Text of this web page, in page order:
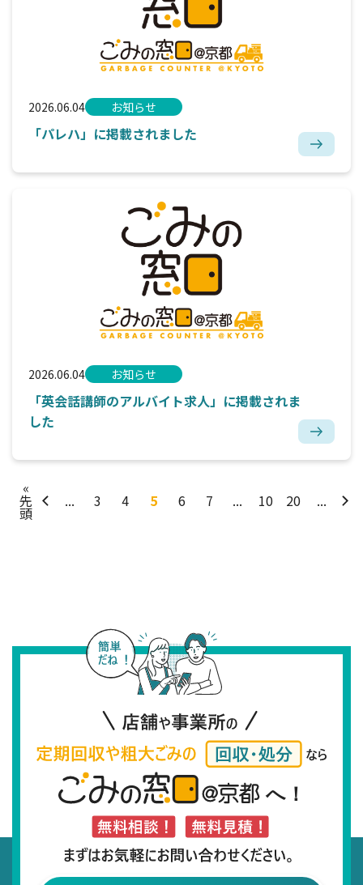
2026.06.04 お知らせ
「パレハ」に掲載されました
2026.06.04 お知らせ
「英会話講師のアルバイト求人」に掲載されま
した
«
先
頭
... 3 4 5 6 7 ... 10 20 ...